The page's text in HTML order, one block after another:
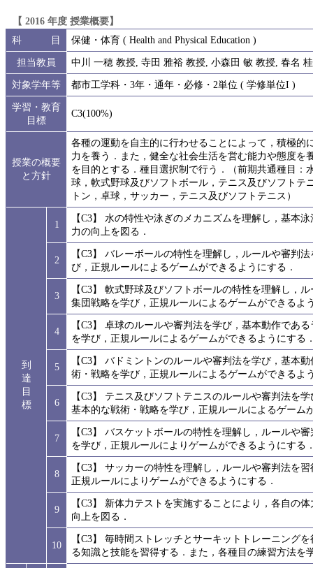
【 2016 年度 授業概要】
科 目
保健・体育 ( Health and Physical Education )
担当教員
中川 一穂 教授, 寺田 雅裕 教授, 小森田 敏 教授, 春名
対象学年等
都市工学科・3年・通年・必修・2単位 ( 学修単位I )
学習・教育
目標
C3(100%)
授業の概要
と方針
各種の運動を自主的に行わせることによって，積極
力を養う．また，健全な社会生活を営む能力や態度
を目的とする．種目選択制で行う．（前期共通種目
球，軟式野球及びソフトボール，テニス及びソフト
トン，卓球，サッカー，テニス及びソフトテニス）
到
達
目
標
1
【C3】 水の特性や泳ぎのメカニズムを理解し，基本
力の向上を図る．
2
【C3】 バレーボールの特性を理解し，ルールや審判
び，正規ルールによるゲームができるようにする．
3
【C3】 軟式野球及びソフトボールの特性を理解し，
集団戦略を学び，正規ルールによるゲームができるよ
4
【C3】 卓球のルールや審判法を学び，基本動作であ
を学び，正規ルールによるゲームができるようにする
5
【C3】 バドミントンのルールや審判法を学び，基本
術・戦略を学び，正規ルールによるゲームができるよ
6
【C3】 テニス及びソフトテニスのルールや審判法を
基本的な戦術・戦略を学び，正規ルールによるゲーム
7
【C3】 バスケットボールの特性を理解し，ルールや
を学び，正規ルールによりゲームができるようにする
8
【C3】 サッカーの特性を理解し，ルールや審判法を
正規ルールによりゲームができるようにする．
9
【C3】 新体力テストを実施することにより，各自の
向上を図る．
10
【C3】 毎時間ストレッチとサーキットトレーニング
る知識と技能を習得する．また，各種目の練習方法を